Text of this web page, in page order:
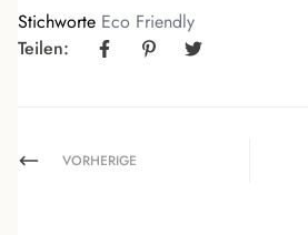
Stichworte Eco Friendly
Teilen:
VORHERIGE